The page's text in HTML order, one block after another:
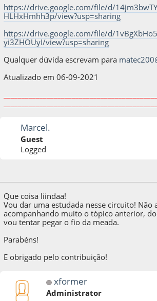
https://drive.google.com/file/d/
HLHxHmhh3p/view?usp=sharing
https://drive.google.com/file/d/
yi3ZHOUyI/view?usp=sharing
Qualquer dúvida escrevam para
Atualizado em 06-09-2021
Marcel.
Guest
Logged
Que coisa liindaa!
Vou dar uma estudada nesse circuito! Não
acompanhando muito o tópico anterior,
vou tentar pegar o fio da meada.
Parabéns!
E obrigado pelo contribuição!
xformer
Administrator